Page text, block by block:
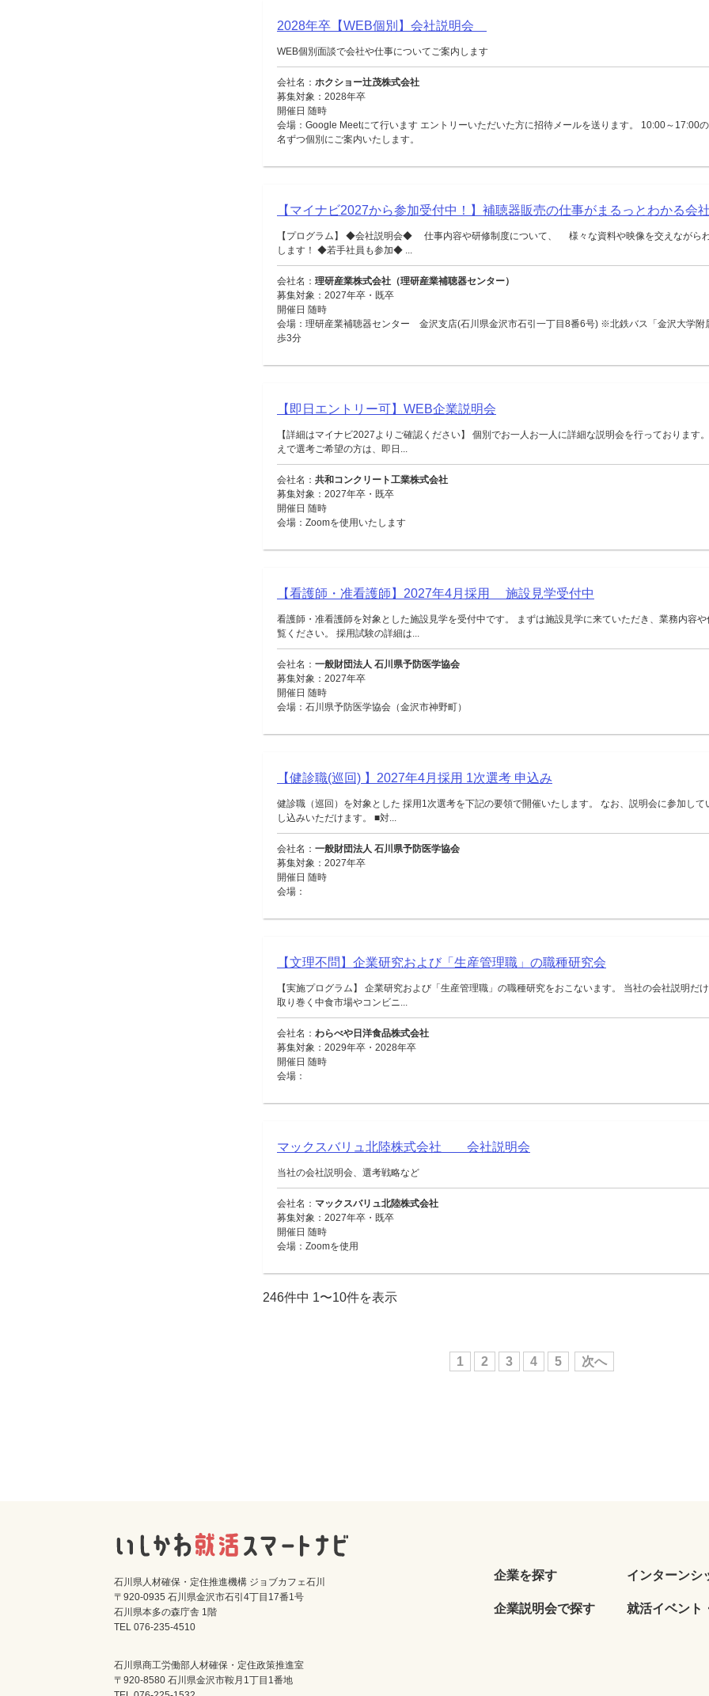
2028年卒【WEB個別】会社説明会
WEB個別面談で会社や仕事についてご案内します
会社名： ホクショー辻茂株式会社
募集対象：2028年卒
開催日 随時
会場：Google Meetにて行います エントリーいただいた方に招待メールを送ります。 10:00～17:00
名ずつ個別にご案内いたします。
【マイナビ2027から参加受付中！】補聴器販売の仕事がまるっとわかる会
【プログラム】 ◆会社説明会◆ 仕事内容や研修制度について、 様々な資料や映像を交えながら
します！ ◆若手社員も参加◆ ...
会社名： 理研産業株式会社（理研産業補聴器センター）
募集対象：2027年卒・既卒
開催日 随時
会場：理研産業補聴器センター 金沢支店(石川県金沢市石引一丁目8番6号) ※北鉄バス「金沢大学附
歩3分
【即日エントリー可】WEB企業説明会
【詳細はマイナビ2027よりご確認ください】 個別でお一人お一人に詳細な説明会を行っております
えで選考ご希望の方は、即日...
会社名： 共和コンクリート工業株式会社
募集対象：2027年卒・既卒
開催日 随時
会場：Zoomを使用いたします
【看護師・准看護師】2027年4月採用 施設見学受付中
看護師・准看護師を対象とした施設見学を受付中です。 まずは施設見学に来ていただき、業務内容
覧ください。 採用試験の詳細は...
会社名： 一般財団法人 石川県予防医学協会
募集対象：2027年卒
開催日 随時
会場：石川県予防医学協会（金沢市神野町）
【健診職(巡回) 】2027年4月採用 1次選考 申込み
健診職（巡回）を対象とした 採用1次選考を下記の要領で開催いたします。 なお、説明会に参加して
し込みいただけます。 ■対...
会社名： 一般財団法人 石川県予防医学協会
募集対象：2027年卒
開催日 随時
会場：
【文理不問】企業研究および「生産管理職」の職種研究会
【実施プログラム】 企業研究および「生産管理職」の職種研究をおこないます。 当社の会社説明だ
取り巻く中食市場やコンビニ...
会社名： わらべや日洋食品株式会社
募集対象：2029年卒・2028年卒
開催日 随時
会場：
マックスバリュ北陸株式会社 会社説明会
当社の会社説明会、選考戦略など
会社名： マックスバリュ北陸株式会社
募集対象：2027年卒・既卒
開催日 随時
会場：Zoomを使用
246件中 1〜10件を表示
1 2 3 4 5 次へ
石川県人材確保・定住推進機構 ジョブカフェ石川
〒920-0935 石川県金沢市石引4丁目17番1号
石川県本多の森庁舎 1階
TEL 076-235-4510
石川県商工労働部人材確保・定住政策推進室
〒920-8580 石川県金沢市鞍月1丁目1番地
企業を探す
企業説明会で探す
インターンシ
就活イベント